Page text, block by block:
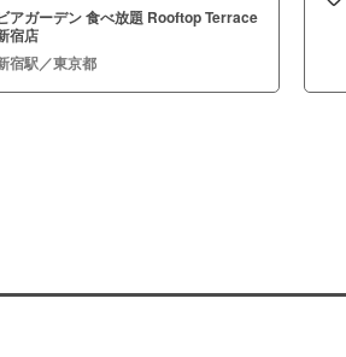
アガーデン 食べ放題 Rooftop Terrace
宿店
宿駅／東京都